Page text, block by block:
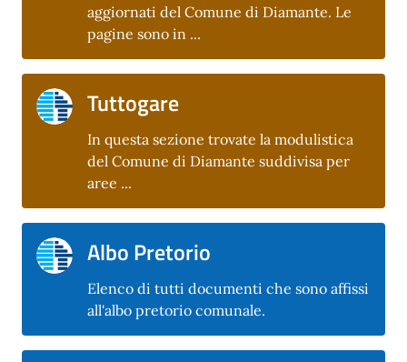
aggiornati del Comune di Diamante. Le
pagine sono in ...
Tuttogare
In questa sezione trovate la modulistica
del Comune di Diamante suddivisa per
aree ...
Albo Pretorio
Elenco di tutti documenti che sono affissi
all'albo pretorio comunale.